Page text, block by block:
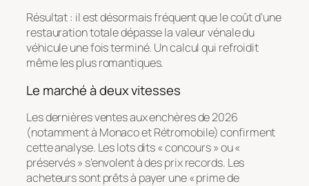
Résultat : il est désormais fréquent que le coût d’une
restauration totale dépasse la valeur vénale du
véhicule une fois terminé. Un calcul qui refroidit
même les plus romantiques.
Le marché à deux vitesses
Les dernières ventes aux enchères de 2026
(notamment à Monaco et Rétromobile) confirment
cette analyse. Les lots dits « concours » ou «
préservés » s’envolent à des prix records. Les
acheteurs sont prêts à payer une « prime de